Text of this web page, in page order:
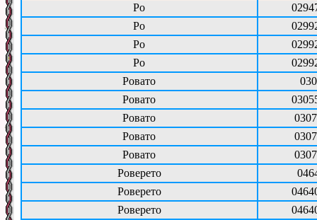
Ро
Ро
Ро
Ро
Ровато
030
Ровато
Ровато
Ровато
Ровато
Роверето
Роверето
Роверето